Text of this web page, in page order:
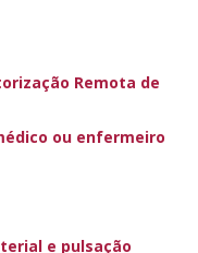
Remota de
ou enfermeiro
e pulsação
DA SEC